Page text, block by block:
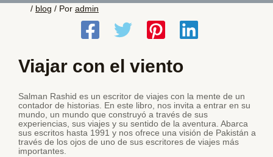
/ blog / Por admin
Viajar con el viento
Salman Rashid es un escritor de viajes con la mente de un
contador de historias. En este libro, nos invita a entrar en su
mundo, un mundo que construyó a través de sus
experiencias, sus viajes y su sentido de la aventura. Abarca
sus escritos hasta 1991 y nos ofrece una visión de Pakistán a
través de los ojos de uno de sus escritores de viajes más
importantes.